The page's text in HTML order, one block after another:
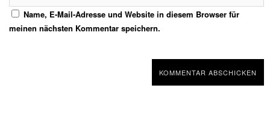
Name, E-Mail-Adresse und Website in diesem Browser für
meinen nächsten Kommentar speichern.